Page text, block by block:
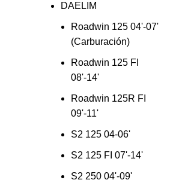
DAELIM
Roadwin 125 04'-07'
(Carburación)
Roadwin 125 FI
08'-14'
Roadwin 125R FI
09'-11'
S2 125 04-06'
S2 125 FI 07'-14'
S2 250 04'-09'